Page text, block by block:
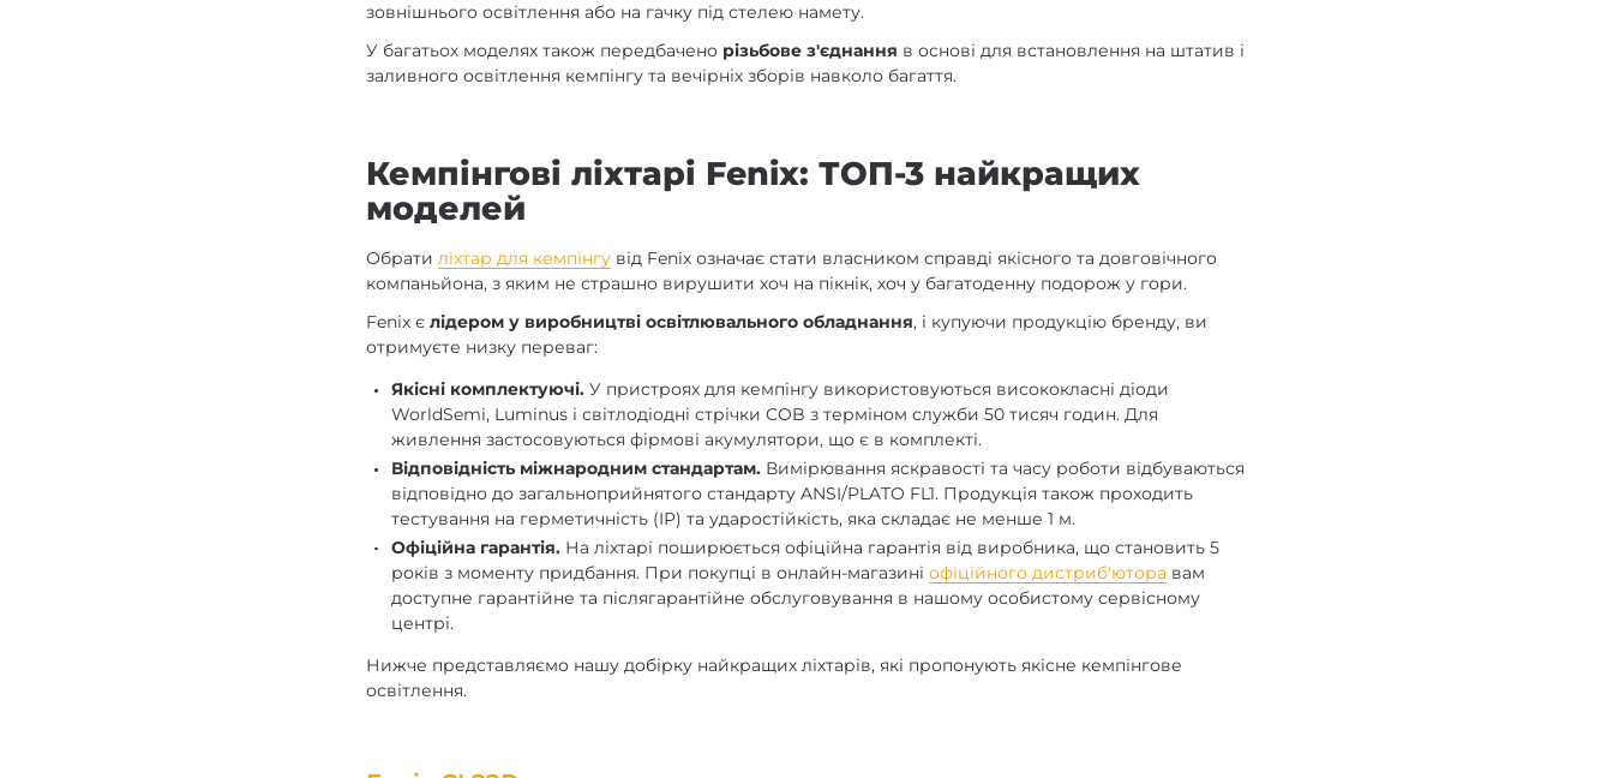
зовнішнього освітлення або на гачку під стелею намету.
У багатьох моделях також передбачено різьбове з'єднання в основі для встановлення на штатив і
заливного освітлення кемпінгу та вечірніх зборів навколо багаття.
Кемпінгові ліхтарі Fenix: ТОП-3 найкращих
моделей
Обратиліхтар для кемпінгу від Fenix означає стати власником справді якісного та довговічного
компаньйона, з яким не страшно вирушити хоч на пікнік, хоч у багатоденну подорож у гори.
Fenix єлідером у виробництві освітлювального обладнання, і купуючи продукцію бренду, ви
отримуєте низку переваг:
Якісні комплектуючі. У пристроях для кемпінгу використовуються висококласні діоди
WorldSemi, Luminus і світлодіодні стрічки COB з терміном служби 50 тисяч годин. Для
живлення застосовуються фірмові акумулятори, що є в комплекті.
Відповідність міжнародним стандартам. Вимірювання яскравості та часу роботи відбуваються
відповідно до загальноприйнятого стандарту ANSI/PLATO FL1. Продукція також проходить
тестування на герметичність (IP) та ударостійкість, яка складає не менше 1 м.
Офіційна гарантія. На ліхтарі поширюється офіційна гарантія від виробника, що становить 5
років з моменту придбання. При покупці в онлайн-магазиніофіційного дистриб'ютора вам
доступне гарантійне та післягарантійне обслуговування в нашому особистому сервісному
центрі.
Нижче представляємо нашу добірку найкращих ліхтарів, які пропонують якісне кемпінгове
освітлення.